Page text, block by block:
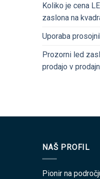
Koliko je cena
zaslona na
Uporaba
Prozorni led
prodajo v
NAŠ PROFIL
Pionir na